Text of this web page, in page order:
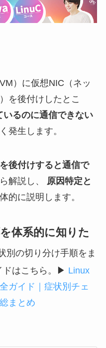
）に仮想NIC（ネッ
を後付けしたとこ
るのに通信できない
発生します。
後付けすると通信で
解説し、
原因特定と
的に説明します。
体系的に知りた
別の切り分け手順をま
はこちら。
▶ Linux
ガイド｜症状別チェ
まとめ